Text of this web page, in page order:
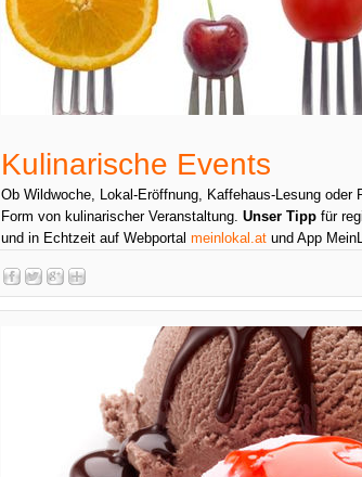
Kulinarische Events
Ob Wildwoche, Lokal-Eröffnung, Kaffehaus-Lesung
Form von kulinarischer Veranstaltung. Unser Tipp für
und in Echtzeit auf Webportal meinlokal.at und App